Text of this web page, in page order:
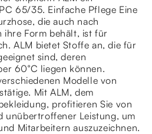
65/35. Einfache Pflege Eine
die auch nach
ihre Form behält, ist für
ALM bietet Stoffe an, die für
sind, deren
60°C liegen können.
Modelle von
Mit ALM, dem
profitieren Sie von
unübertroffener Leistung, um
Mitarbeitern auszuzeichnen.